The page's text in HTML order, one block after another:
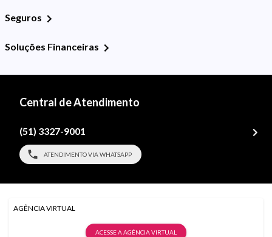
Seguros
Soluções Financeiras
Central de Atendimento
(51) 3327-9001
ATENDIMENTO VIA WHATSAPP
AGÊNCIA VIRTUAL
ACESSE A AGÊNCIA VIRTUAL